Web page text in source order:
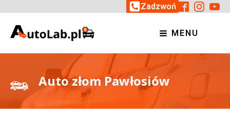
Zadzwoń
MENU
Auto złom Pawłosiów